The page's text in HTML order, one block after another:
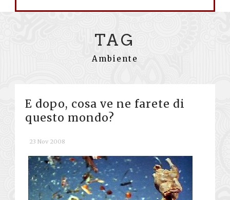
TAG
Ambiente
E dopo, cosa ve ne farete di
questo mondo?
23 Nov 2008